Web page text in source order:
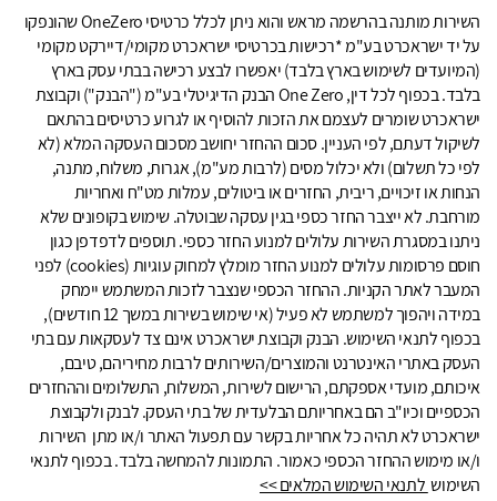
השירות מותנה בהרשמה מראש והוא ניתן לכלל כרטיסי OneZero שהונפקו
על יד ישראכרט בע"מ *רכישות בכרטיסי ישראכרט מקומי/דיירקט מקומי
(המיועדים לשימוש בארץ בלבד) יאפשרו לבצע רכישה בבתי עסק בארץ
בלבד. בכפוף לכל דין, One Zero הבנק הדיגיטלי בע"מ ("הבנק") וקבוצת
ישראכרט שומרים לעצמם את הזכות להוסיף או לגרוע כרטיסים בהתאם
לשיקול דעתם, לפי העניין. סכום ההחזר יחושב מסכום העסקה המלא (לא
לפי כל תשלום) ולא יכלול מסים (לרבות מע"מ), אגרות, משלוח, מתנה,
הנחות או זיכויים, ריבית, החזרים או ביטולים, עמלות מט"ח ואחריות
מורחבת. לא ייצבר החזר כספי בגין עסקה שבוטלה. שימוש בקופונים שלא
ניתנו במסגרת השירות עלולים למנוע החזר כספי. תוספים לדפדפן כגון
חוסם פרסומות עלולים למנוע החזר מומלץ למחוק עוגיות (cookies) לפני
המעבר לאתר הקניות. ההחזר הכספי שנצבר לזכות המשתמש יימחק
במידה ויהפוך למשתמש לא פעיל (אי שימוש בשירות במשך 12 חודשים),
בכפוף לתנאי השימוש. הבנק וקבוצת ישראכרט אינם צד לעסקאות עם בתי
העסק באתרי האינטרנט והמוצרים/השירותים לרבות מחיריהם, טיבם,
איכותם, מועדי אספקתם, הרישום לשירות, המשלוח, התשלומים וההחזרים
הכספיים וכיו"ב הם באחריותם הבלעדית של בתי העסק. לבנק ולקבוצת
ישראכרט לא תהיה כל אחריות בקשר עם תפעול האתר ו/או מתן השירות
ו/או מימוש ההחזר הכספי כאמור. התמונות להמחשה בלבד. בכפוף לתנאי
השימוש לתנאי השימוש המלאים >>